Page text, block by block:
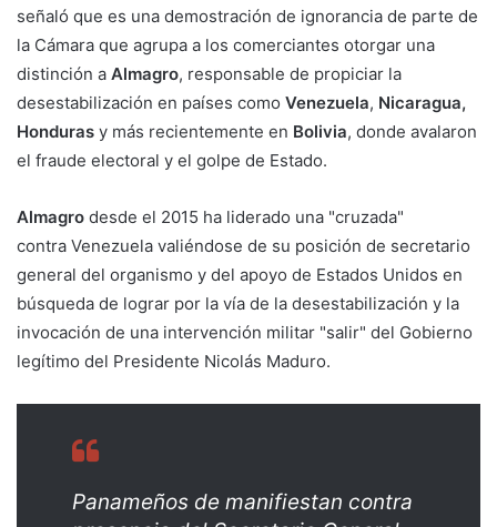
señaló que es una demostración de ignorancia de parte de
la Cámara que agrupa a los comerciantes otorgar una
distinción a Almagro, responsable de propiciar la
desestabilización en países como Venezuela, Nicaragua,
Honduras y más recientemente en Bolivia, donde avalaron
el fraude electoral y el golpe de Estado.
Almagro desde el 2015 ha liderado una "cruzada"
contra Venezuela valiéndose de su posición de secretario
general del organismo y del apoyo de Estados Unidos en
búsqueda de lograr por la vía de la desestabilización y la
invocación de una intervención militar "salir" del Gobierno
legítimo del Presidente Nicolás Maduro.
Panameños de manifiestan contra